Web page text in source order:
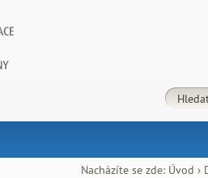
Nacházíte se zde: Úvod ›